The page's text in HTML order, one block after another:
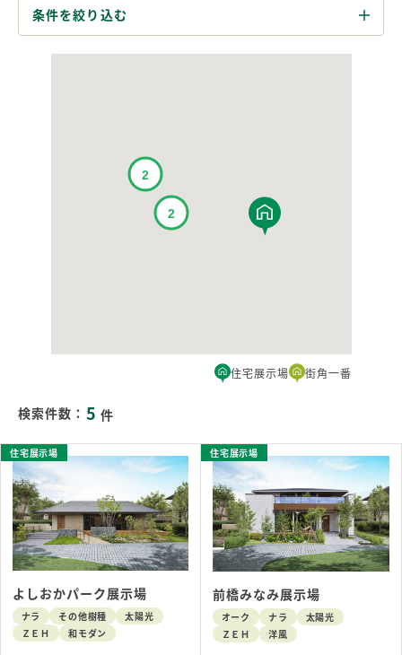
条件を絞り込む
住宅展示場 街角一番
検索件数： 5 件
住宅展示場
よしおかパーク展示場
ナラ その他樹種
太陽光
ＺＥＨ
和モダン
住宅展示場
前橋みなみ展示場
オーク ナラ
太陽光
ＺＥＨ
洋風